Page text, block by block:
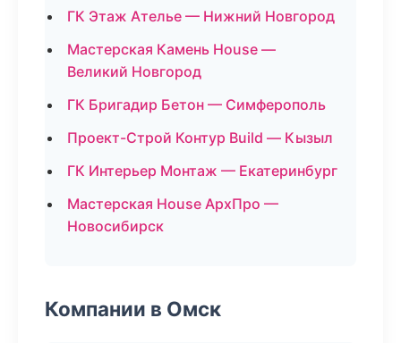
ГК Этаж Ателье — Нижний Новгород
Мастерская Камень House —
Великий Новгород
ГК Бригадир Бетон — Симферополь
Проект-Строй Контур Build — Кызыл
ГК Интерьер Монтаж — Екатеринбург
Мастерская House АрхПро —
Новосибирск
Компании в Омск